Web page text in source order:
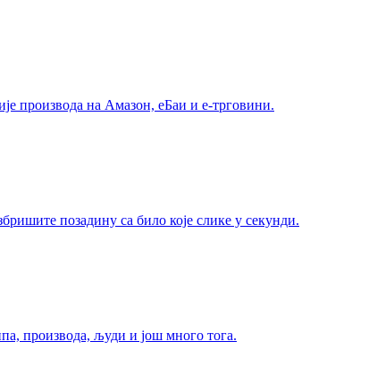
производа на Амазон, еБаи и е-трговини.
позадину са било које слике у секунди.
производа, људи и још много тога.